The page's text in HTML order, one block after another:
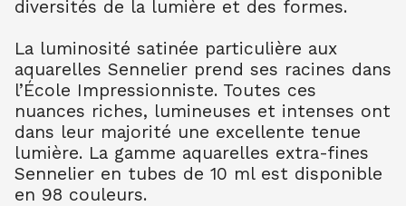
AQUARELLE EXTRA FINE TUBE 10 ML
7.90€ TTC 7.89 € TTC
AQUARELLE EXTRA FINE TUBE 10 ML
TER SIEN BR 211
7.90€ TTC 7.89€ TTC
AQUARELLE EXTRA FINE TUBE 10 ML
TERRE VERT NAT 213
7.90 € TTC 7.89 € TTC
diversités de la lumière et des formes.
La luminosité satinée particulière aux
aquarelles Sennelier prend ses racines dans
l’École Impressionniste. Toutes ces
nuances riches, lumineuses et intenses ont
dans leur majorité une excellente tenue
lumière. La gamme aquarelles extra-fines
Sennelier en tubes de 10 ml est disponible
en 98 couleurs.